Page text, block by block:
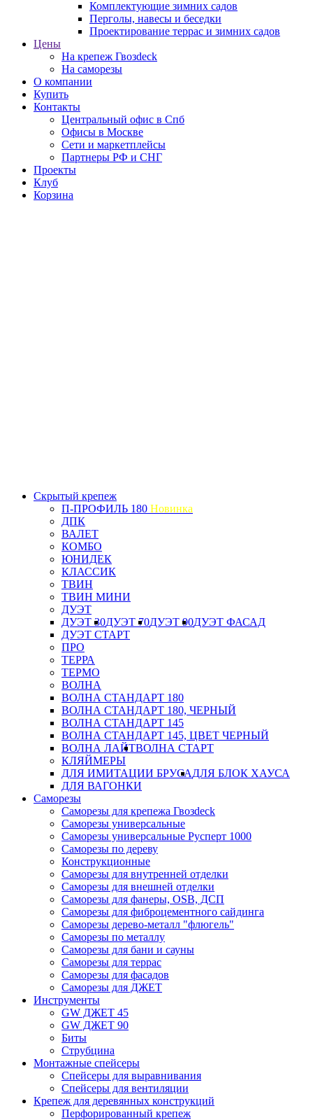
Комплектующие зимних садов
Перголы, навесы и беседки
Проектирование террас и зимних садов
Цены
На крепеж Гвозdeck
На саморезы
О компании
Купить
Контакты
Центральный офис в Спб
Офисы в Москве
Сети и маркетплейсы
Партнеры РФ и СНГ
Проекты
Клуб
Корзина
Скрытый крепеж
П-ПРОФИЛЬ 180 Новинка
ДПК
ВАЛЕТ
КОМБО
ЮНИДЕК
КЛАССИК
ТВИН
ТВИН МИНИ
ДУЭТ
ДУЭТ 30ДУЭТ 70ДУЭТ 90ДУЭТ ФАСАД
ДУЭТ СТАРТ
ПРО
ТЕРРА
ТЕРМО
ВОЛНА
ВОЛНА СТАНДАРТ 180
ВОЛНА СТАНДАРТ 180, ЧЕРНЫЙ
ВОЛНА СТАНДАРТ 145
ВОЛНА СТАНДАРТ 145, ЦВЕТ ЧЕРНЫЙ
ВОЛНА ЛАЙТВОЛНА СТАРТ
КЛЯЙМЕРЫ
ДЛЯ ИМИТАЦИИ БРУСАДЛЯ БЛОК ХАУСА
ДЛЯ ВАГОНКИ
Саморезы
Саморезы для крепежа Гвозdeck
Саморезы универсальные
Саморезы универсальные Русперт 1000
Саморезы по дереву
Конструкционные
Саморезы для внутренней отделки
Саморезы для внешней отделки
Cаморезы для фанеры, OSB, ДСП
Саморезы для фиброцементного сайдинга
Саморезы дерево-металл "флюгель"
Саморезы по металлу
Саморезы для бани и сауны
Саморезы для террас
Саморезы для фасадов
Саморезы для ДЖЕТ
Инструменты
GW ДЖЕТ 45
GW ДЖЕТ 90
Биты
Струбцина
Монтажные спейсеры
Спейсеры для выравнивания
Спейсеры для вентиляции
Крепеж для деревянных конструкций
Перфорированный крепеж